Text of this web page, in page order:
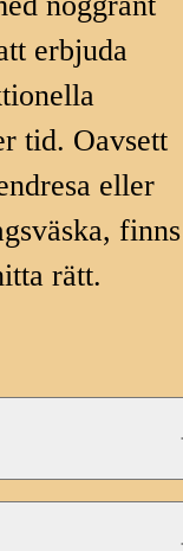
erbjuda
tid. Oavsett
eller
finns
rätt.